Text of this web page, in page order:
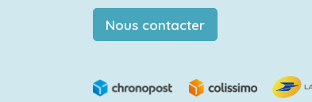
Nous contacter